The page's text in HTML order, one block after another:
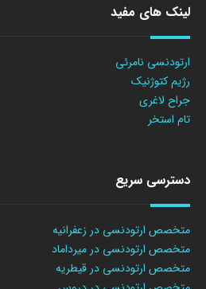
لینک های مفید
ارتودنسی نامرئی
رژیم کتوژنیک
جراح لاغری
تام استخر
دسترسی سریع
متخصص ارتودنسی در زعفرانیه
متخصص ارتودنسی در میرداماد
متخصص ارتودنسی در قیطریه